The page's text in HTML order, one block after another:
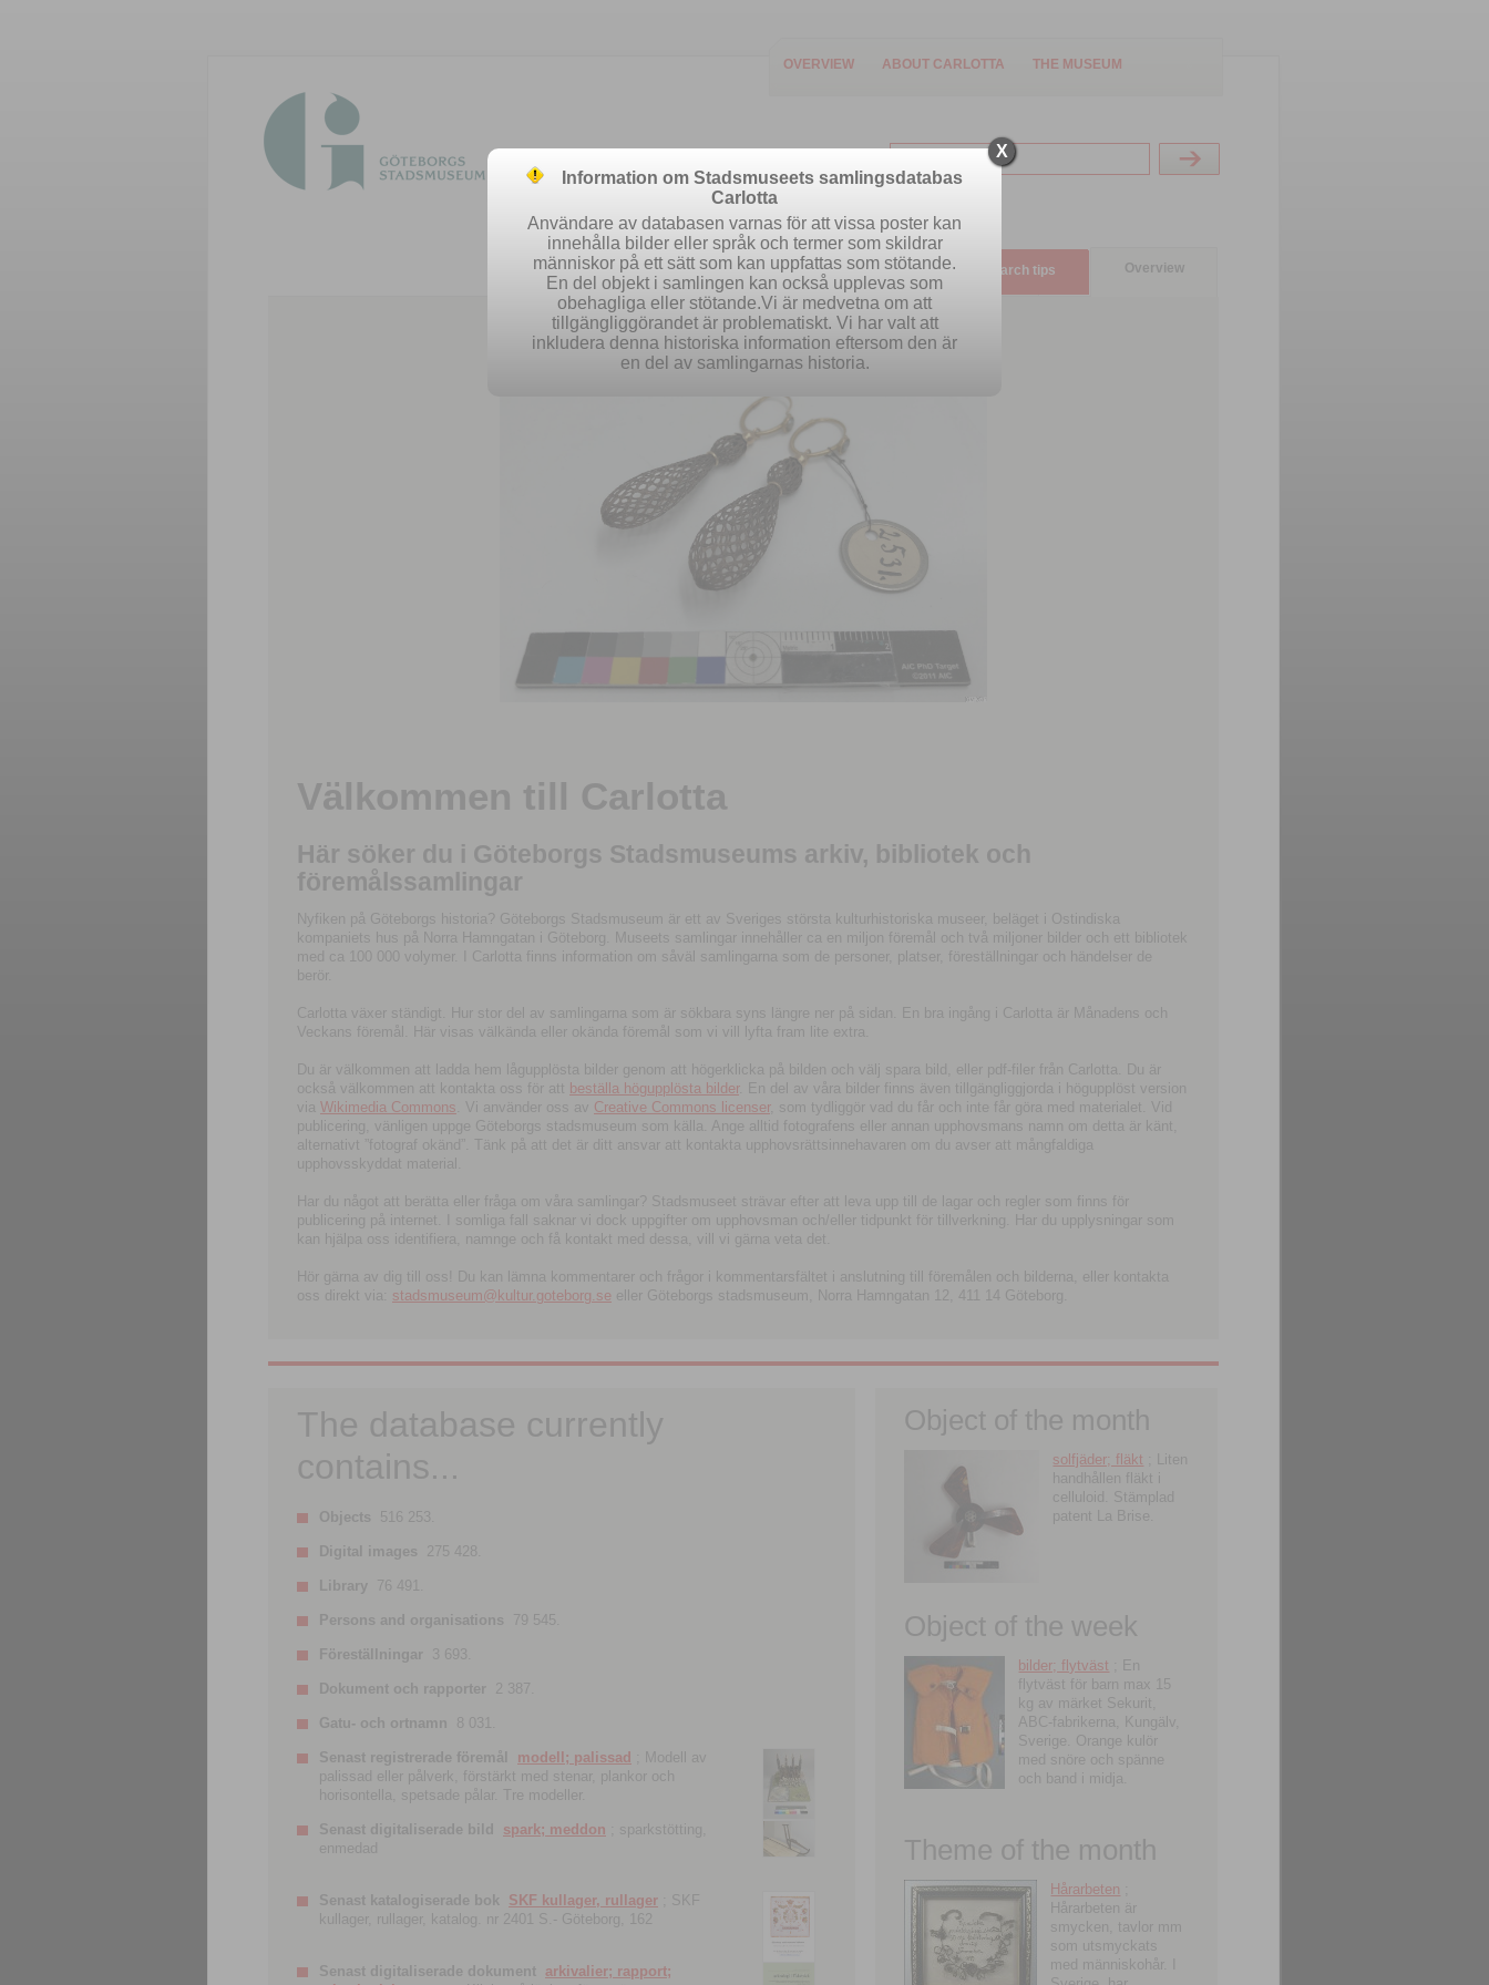
OVERVIEW ABOUT CARLOTTA THE MUSEUM
Easy search Advanced search Search tips Overview
Välkommen till Carlotta
Här söker du i Göteborgs Stadsmuseums arkiv, bibliotek och
föremålssamlingar
Nyfiken på Göteborgs historia? Göteborgs Stadsmuseum är ett av Sveriges största kulturhistoriska museer, beläget i Ostindiska
kompaniets hus på Norra Hamngatan i Göteborg. Museets samlingar innehåller ca en miljon föremål och två miljoner bilder och ett bibliotek
med ca 100 000 volymer. I Carlotta finns information om såväl samlingarna som de personer, platser, föreställningar och händelser de
berör.
Carlotta växer ständigt. Hur stor del av samlingarna som är sökbara syns längre ner på sidan. En bra ingång i Carlotta är Månadens och
Veckans föremål. Här visas välkända eller okända föremål som vi vill lyfta fram lite extra.
Du är välkommen att ladda hem lågupplösta bilder genom att högerklicka på bilden och välj spara bild, eller pdf-filer från Carlotta. Du är
också välkommen att kontakta oss för att beställa högupplösta bilder. En del av våra bilder finns även tillgängliggjorda i högupplöst version
via Wikimedia Commons . Vi använder oss av Creative Commons licenser, som tydliggör vad du får och inte får göra med materialet. Vid
publicering, vänligen uppge Göteborgs stadsmuseum som källa. Ange alltid fotografens eller annan upphovsmans namn om detta är känt,
alternativt ”fotograf okänd”. Tänk på att det är ditt ansvar att kontakta upphovsrättsinnehavaren om du avser att mångfaldiga
upphovsskyddat material.
Har du något att berätta eller fråga om våra samlingar? Stadsmuseet strävar efter att leva upp till de lagar och regler som finns för
publicering på internet. I somliga fall saknar vi dock uppgifter om upphovsman och/eller tidpunkt för tillverkning. Har du upplysningar som
kan hjälpa oss identifiera, namnge och få kontakt med dessa, vill vi gärna veta det.
Hör gärna av dig till oss! Du kan lämna kommentarer och frågor i kommentarsfältet i anslutning till föremålen och bilderna, eller kontakta
oss direkt via: stadsmuseum@kultur.goteborg.se eller Göteborgs stadsmuseum, Norra Hamngatan 12, 411 14 Göteborg.
The database currently
contains...
Objects 516 253.
Digital images 275 428.
Library 76 491.
Persons and organisations 79 545.
Föreställningar 3 693.
Dokument och rapporter 2 387.
Gatu- och ortnamn 8 031.
Senast registrerade föremål modell; palissad
; Modell av
palissad eller pålverk, förstärkt med stenar, plankor och
horisontella, spetsade pålar. Tre modeller.
Senast digitaliserade bild spark; meddon ; sparkstötting,
enmedad
Senast katalogiserade bok SKF kullager, rullager ; SKF
kullager, rullager, katalog. nr 2401 S.- Göteborg, 162
Senast digitaliserade dokument arkivalier; rapport;
Object of the month
solfjäder; fläkt ; Liten
handhållen fläkt i
celluloid. Stämplad
patent La Brise.
Object of the week
bilder; flytväst ; En
flytväst för barn max 15
kg av märket Sekurit,
ABC-fabrikerna, Kungälv,
Sverige. Orange kulör
med snöre och spänne
och band i midja.
Theme of the month
Hårarbeten
Hårarbeten är
smycken, tavlor mm
som utsmyckats
med människohår. I
X
Information om Stadsmuseets samlingsdatabas
Carlotta
Användare av databasen varnas för att vissa poster kan
innehålla bilder eller språk och termer som skildrar
människor på ett sätt som kan uppfattas som stötande.
En del objekt i samlingen kan också upplevas som
obehagliga eller stötande.Vi är medvetna om att
tillgängliggörandet är problematiskt. Vi har valt att
inkludera denna historiska information eftersom den är
en del av samlingarnas historia.